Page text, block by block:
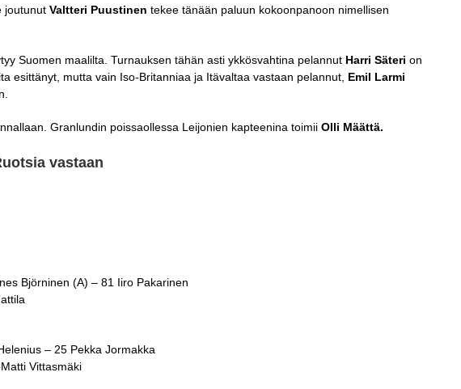
joutunut Valtteri Puustinen tekee tänään paluun kokoonpanoon nimellisen
Suomen maalilta. Turnauksen tähän asti ykkösvahtina pelannut Harri Säteri on
esittänyt, mutta vain Iso-Britanniaa ja Itävaltaa vastaan pelannut, Emil Larmi
Granlundin poissaollessa Leijonien kapteenina toimii Olli Määttä.
vastaan
Björninen (A) – 81 Iiro Pakarinen
– 25 Pekka Jormakka
Vittasmäki